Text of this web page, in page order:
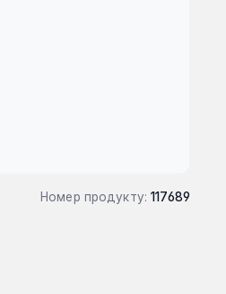
Номер продукту: 117689